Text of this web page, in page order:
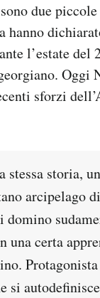
due
hanno
l’estate del
sforzi
stessa storia,
arcipelago
una certa
si